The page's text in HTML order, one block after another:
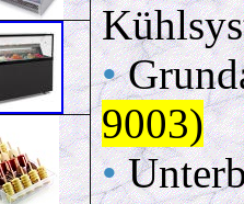
•
9003)
•